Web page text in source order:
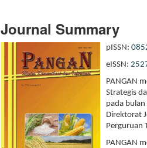
Journal Summary
pISSN:
eISSN:
PANGAN
Strategis
pada bulan
Direktorat
Perguruan
PANGAN